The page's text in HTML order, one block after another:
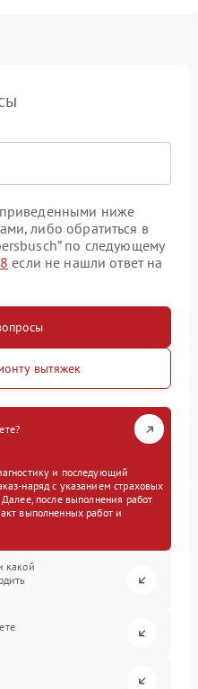
ниже
либо обратиться в
по следующему
если не нашли ответ на
вытяжек
и последующий
наряд с указанием страховых
после выполнения работ
выполненных работ и
какой